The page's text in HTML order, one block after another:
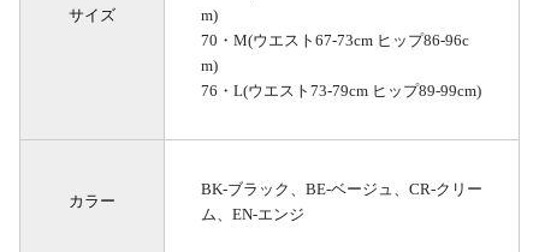
サイズ
m)
70・M(ウエスト67-73cm ヒップ86-96c
m)
76・L(ウエスト73-79cm ヒップ89-99cm)
カラー
BK-ブラック、BE-ベージュ、CR-クリー
ム、EN-エンジ